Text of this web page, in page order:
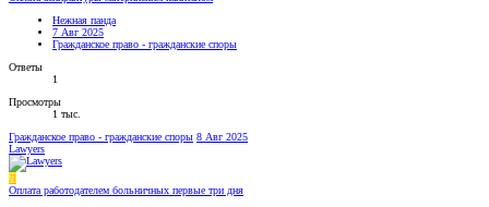
Нежная панда
7 Авг 2025
Гражданское право - гражданские споры
Ответы
1
Просмотры
1 тыс.
Гражданское право - гражданские споры 8 Авг 2025
Lawyers
Л
Оплата работодателем больничных первые три дня